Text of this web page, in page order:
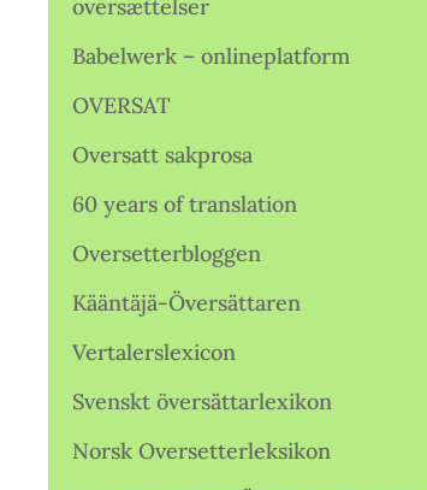
oversættelser
Babelwerk – onlineplatform
OVERSAT
Oversatt sakprosa
60 years of translation
Oversetterbloggen
Kääntäjä-Översättaren
Vertalerslexicon
Svenskt översättarlexikon
Norsk Oversetterleksikon